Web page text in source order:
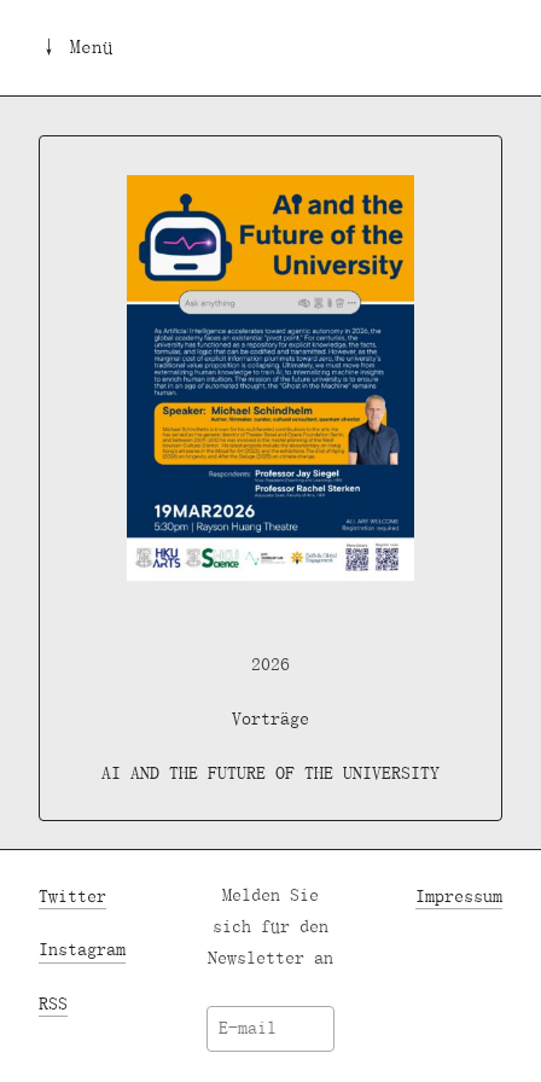
↓ Menü
2026
Vorträge
AI AND THE FUTURE OF THE UNIVERSITY
Twitter
Instagram
RSS
Melden Sie
sich für den
Newsletter an
Impressum